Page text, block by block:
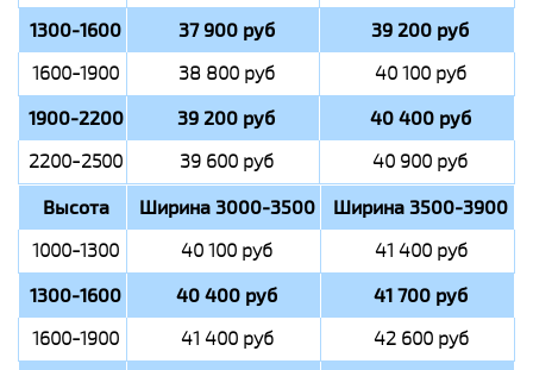
1300-1600 37 900 руб 39 200 руб
1600-1900 38 800 руб 40 100 руб
1900-2200 39 200 руб 40 400 руб
2200-2500 39 600 руб 40 900 руб
Высота Ширина 3000-3500 Ширина 3500-3900
1000-1300 40 100 руб 41 400 руб
1300-1600 40 400 руб 41 700 руб
1600-1900 41 400 руб 42 600 руб